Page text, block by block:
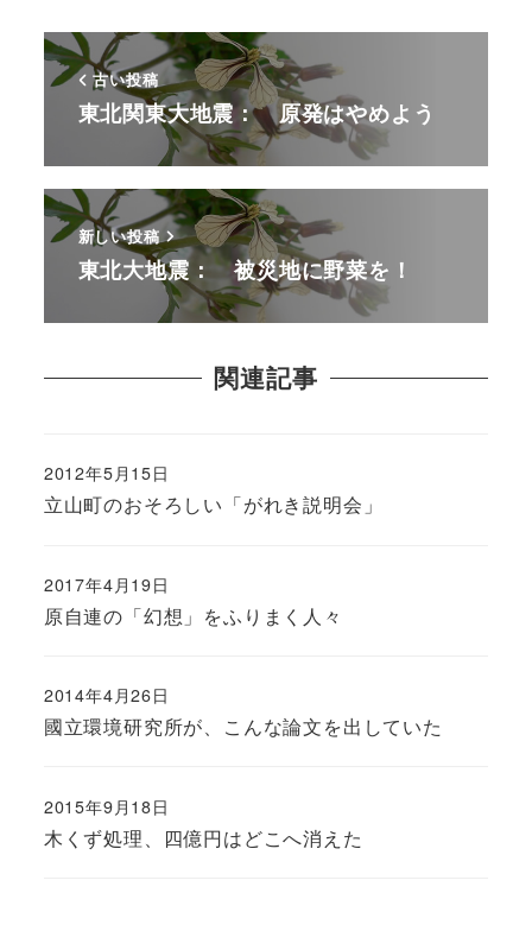
古い投稿
東北関東大地震： 原発はやめよう
新しい投稿
東北大地震： 被災地に野菜を！
関連記事
立山町のおそろしい「がれき説明会」
2012年5月15日
原自連の「幻想」をふりまく人々
2017年4月19日
國立環境研究所が、こんな論文を出していた
2014年4月26日
木くず処理、四億円はどこへ消えた
2015年9月18日